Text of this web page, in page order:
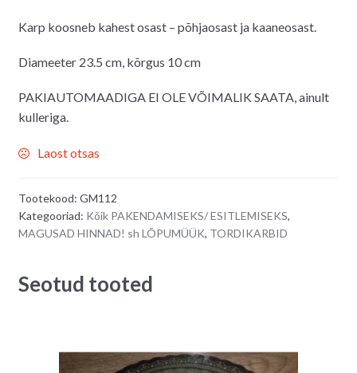
oli:
on:
Karp koosneb kahest osast – põhjaosast ja kaaneosast.
Diameeter 23.5 cm, kõrgus 10 cm
PAKIAUTOMAADIGA EI OLE VÕIMALIK SAATA, ainult
kulleriga.
Laost otsas
Tootekood: GM112
Kategooriad: Kõik PAKENDAMISEKS/ ESITLEMISEKS,
MAGUSAD HINNAD! sh LÕPUMÜÜK, TORDIKARBID
Seotud tooted